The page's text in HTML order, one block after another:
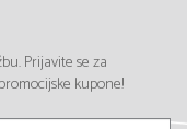
Prijavite se za
kupone!